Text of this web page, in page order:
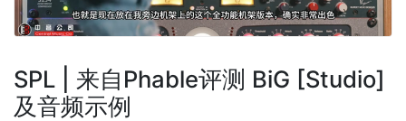
SPL | 来自Phable评测 BiG [Studio]
及音频示例